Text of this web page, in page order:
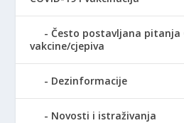
Često postavljana pitanja
vakcine/cjepiva
Dezinformacije
Novosti i istraživanja